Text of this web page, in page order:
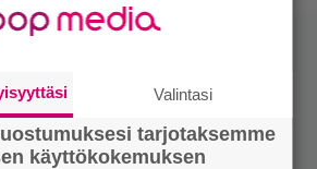
Valintasi
tarjotaksemme
käyttökokemuksen